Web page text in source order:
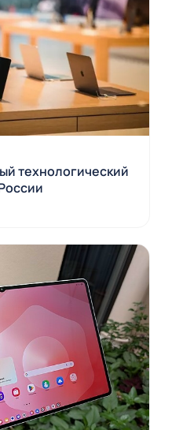
технологический